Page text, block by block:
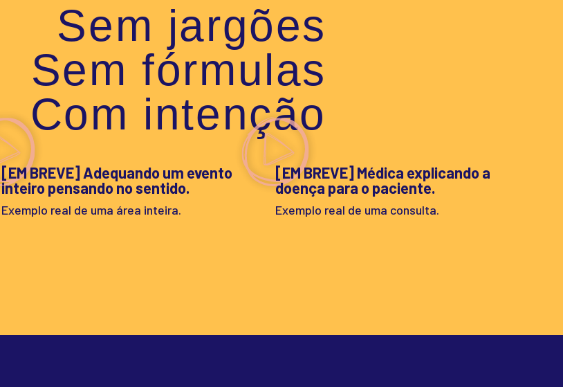
Sem jargões
Sem fórmulas
Com intenção
[EM BREVE] Adequando um evento
inteiro pensando no sentido.
Exemplo real de uma área inteira.
[EM BREVE] Médica explicando a
doença para o paciente.
Exemplo real de uma consulta.